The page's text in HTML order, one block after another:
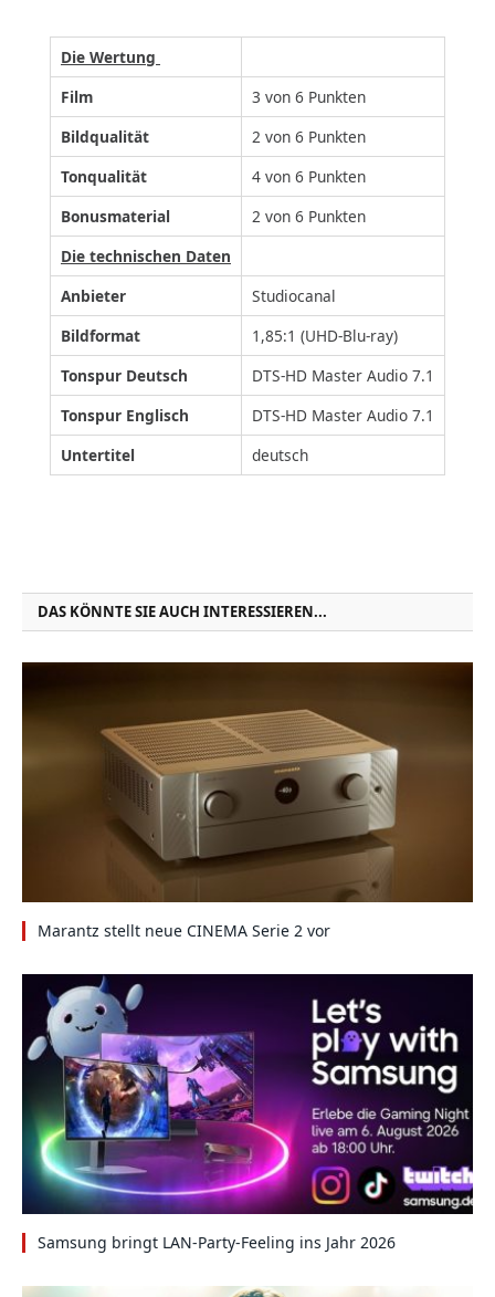
Die Wertung
Film
3 von 6 Punkten
Bildqualität
2 von 6 Punkten
Tonqualität
4 von 6 Punkten
Bonusmaterial
2 von 6 Punkten
Die technischen Daten
Anbieter
Studiocanal
Bildformat
1,85:1 (UHD-Blu-ray)
Tonspur Deutsch
DTS-HD Master Audio 7.1
Tonspur Englisch
DTS-HD Master Audio 7.1
Untertitel
deutsch
DAS KÖNNTE SIE AUCH INTERESSIEREN...
Marantz stellt neue CINEMA Serie 2 vor
Samsung bringt LAN-Party-Feeling ins Jahr 2026